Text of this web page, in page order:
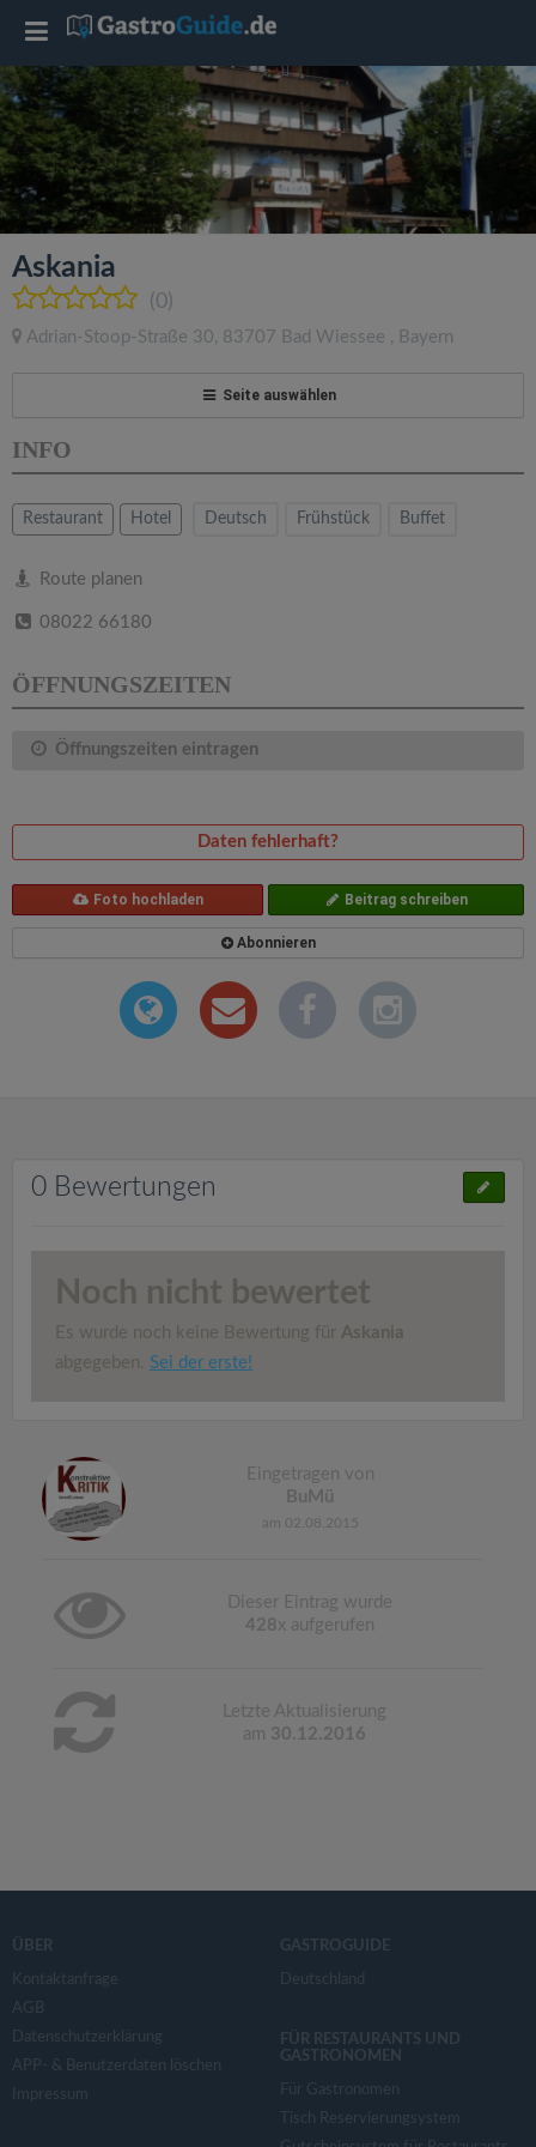
Askania
(0)
Adrian-Stoop-Straße 30, 83707 Bad Wiessee , Bayern
Seite auswählen
INFO
Restaurant Hotel Deutsch Frühstück Buffet
Route planen
08022 66180
ÖFFNUNGSZEITEN
Öffnungszeiten eintragen
Daten fehlerhaft?
Foto hochladen Beitrag schreiben
Abonnieren
0 Bewertungen
Noch nicht bewertet
Es wurde noch keine Bewertung für Askania
abgegeben. Sei der erste!
Eingetragen von
BuMü
am 02.08.2015
Dieser Eintrag wurde
428x aufgerufen
Letzte Aktualisierung
am 30.12.2016
ÜBER
Kontaktanfrage
AGB
Datenschutzerklärung
APP- & Benutzerdaten löschen
Impressum
GASTROGUIDE
Deutschland
FÜR RESTAURANTS UND
GASTRONOMEN
Für Gastronomen
Tisch Reservierungsystem
T
o
g
g
l
e
a
v
i
o